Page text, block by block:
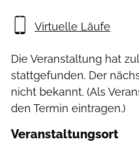
Virtuelle Läufe
Die Veranstaltung hat
stattgefunden. Der
nicht bekannt. (Als
den Termin eintragen.)
Veranstaltungsort